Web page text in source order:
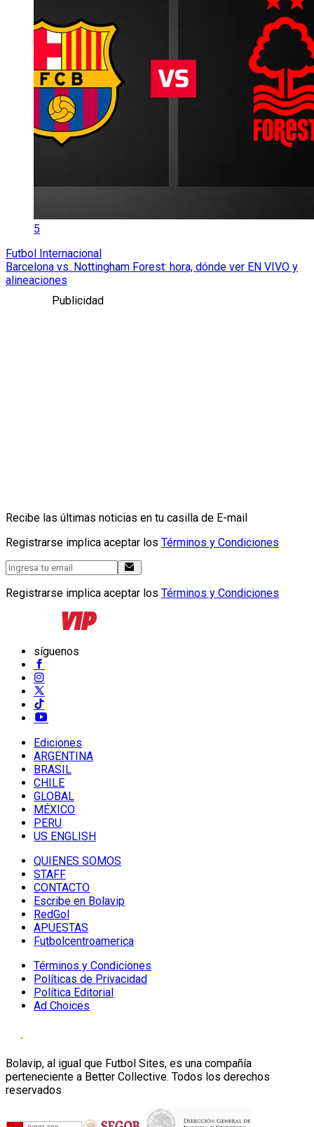
5
Futbol Internacional
Barcelona vs. Nottingham Forest: hora, dónde ver EN VIVO y
alineaciones
Publicidad
Recibe las últimas noticias en tu casilla de E-mail
Registrarse implica aceptar los Términos y Condiciones
Registrarse implica aceptar los Términos y Condiciones
síguenos
Ediciones
ARGENTINA
BRASIL
CHILE
GLOBAL
MÉXICO
PERU
US ENGLISH
QUIENES SOMOS
STAFF
CONTACTO
Escribe en Bolavip
RedGol
APUESTAS
Futbolcentroamerica
Términos y Condiciones
Políticas de Privacidad
Política Editorial
Ad Choices
Bolavip, al igual que Futbol Sites, es una compañía
perteneciente a Better Collective. Todos los derechos
reservados